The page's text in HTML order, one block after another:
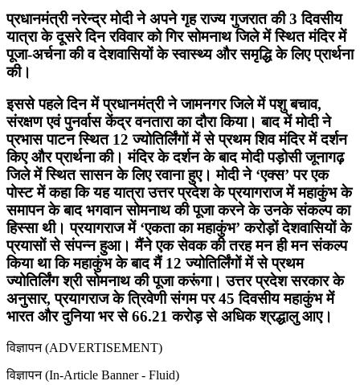
प्रधानमंत्री नरेन्द्र मोदी ने अपने गृह राज्य गुजरात की 3 दिवसीय
यात्रा के दूसरे दिन रविवार को गिर सोमनाथ जिले में स्थित मंदिर में
पूजा-अर्चना की व देशवासियों के स्वास्थ्य और समृद्धि के लिए प्रार्थना
की।
इससे पहले दिन में प्रधानमंत्री ने जामनगर जिले में पशु बचाव,
संरक्षण एवं पुनर्वास केंद्र वनतारा का दौरा किया। बाद में मोदी ने
प्रभास पाटन स्थित 12 ज्योतिर्लिंगों में से प्रथम शिव मंदिर में दर्शन
किए और प्रार्थना की। मंदिर के दर्शन के बाद मोदी पड़ोसी जूनागढ़
जिले में स्थित सासन के लिए रवाना हुए। मोदी ने ‘एक्स’ पर एक
पोस्ट में कहा कि यह यात्रा उत्तर प्रदेश के प्रयागराज में महाकुंभ के
समापन के बाद भगवान सोमनाथ की पूजा करने के उनके संकल्प का
हिस्सा थी। प्रयागराज में ‘एकता का महाकुंभ’ करोड़ों देशवासियों के
प्रयासों से संपन्न हुआ। मैंने एक सेवक की तरह मन ही मन संकल्प
किया था कि महाकुंभ के बाद मैं 12 ज्योतिर्लिंगों में से प्रथम
ज्योतिर्लिंग श्री सोमनाथ की पूजा करूंगा। उत्तर प्रदेश सरकार के
अनुसार, प्रयागराज के त्रिवेणी संगम पर 45 दिवसीय महाकुंभ में
भारत और दुनिया भर से 66.21 करोड़ से अधिक श्रद्धालु आए।
विज्ञापन (ADVERTISEMENT)
विज्ञापन (In-Article Banner - Fluid)